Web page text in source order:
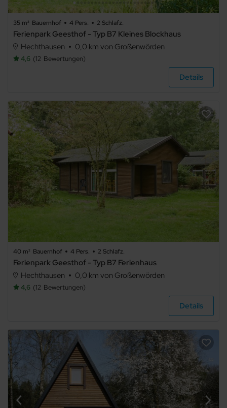
Badezimmer
beliebig
3
4
Ferienpark
Sonstiges
35 m² Bauernhof 4 Pers. 2 Schlafz.
Ferienpark Geesthof - Typ B7 Kleines Blockhaus
Hechthausen
0,0 km von Großenwörden
4,6 12 Bewertungen
Details
40 m² Bauernhof 4 Pers. 2 Schlafz.
Ferienpark Geesthof - Typ B7 Ferienhaus
Hechthausen
0,0 km von Großenwörden
4,6 12 Bewertungen
Details